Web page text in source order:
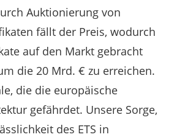
Auktionierung von
fällt der Preis, wodurch
auf den Markt gebracht
die 20 Mrd. € zu erreichen.
die die europäische
gefährdet. Unsere Sorge,
des ETS in